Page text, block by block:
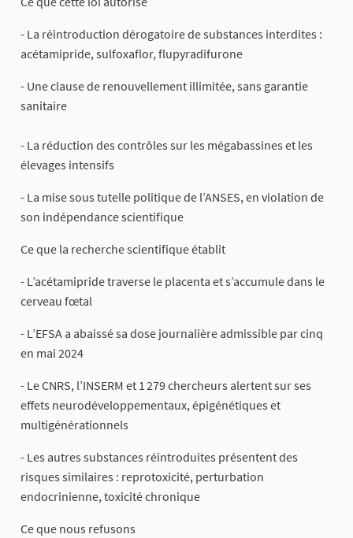
- La réintroduction dérogatoire de substances interdites :
acétamipride, sulfoxaflor, flupyradifurone
- Une clause de renouvellement illimitée, sans garantie
sanitaire
- La réduction des contrôles sur les mégabassines et les
élevages intensifs
- La mise sous tutelle politique de l’ANSES, en violation de
son indépendance scientifique
Ce que la recherche scientifique établit
- L’acétamipride traverse le placenta et s’accumule dans le
cerveau fœtal
- L’EFSA a abaissé sa dose journalière admissible par cinq
en mai 2024
- Le CNRS, l’INSERM et 1 279 chercheurs alertent sur ses
effets neurodéveloppementaux, épigénétiques et
multigénérationnels
- Les autres substances réintroduites présentent des
risques similaires : reprotoxicité, perturbation
endocrinienne, toxicité chronique
Ce que nous refusons